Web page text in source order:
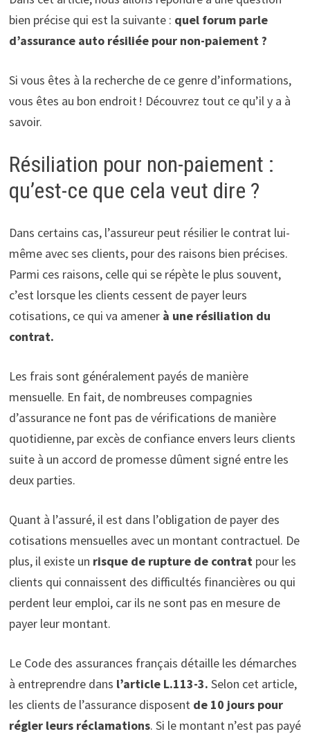
bien précise qui est la suivante : quel forum parle
d’assurance auto résiliée pour non-paiement ?
Si vous êtes à la recherche de ce genre d’informations,
vous êtes au bon endroit ! Découvrez tout ce qu’il y a à
savoir.
Résiliation pour non-paiement :
qu’est-ce que cela veut dire ?
Dans certains cas, l’assureur peut résilier le contrat lui-
même avec ses clients, pour des raisons bien précises.
Parmi ces raisons, celle qui se répète le plus souvent,
c’est lorsque les clients cessent de payer leurs
cotisations, ce qui va amenerà une résiliation du
contrat.
Les frais sont généralement payés de manière
mensuelle. En fait, de nombreuses compagnies
d’assurance ne font pas de vérifications de manière
quotidienne, par excès de confiance envers leurs clients
suite à un accord de promesse dûment signé entre les
deux parties.
Quant à l’assuré, il est dans l’obligation de payer des
cotisations mensuelles avec un montant contractuel. De
plus, il existe un risque de rupture de contrat pour les
clients qui connaissent des difficultés financières ou qui
perdent leur emploi, car ils ne sont pas en mesure de
payer leur montant.
Le Code des assurances français détaille les démarches
à entreprendre dans l’article L.113-3. Selon cet article,
les clients de l’assurance disposent de 10 jours pour
régler leurs réclamations. Si le montant n’est pas payé